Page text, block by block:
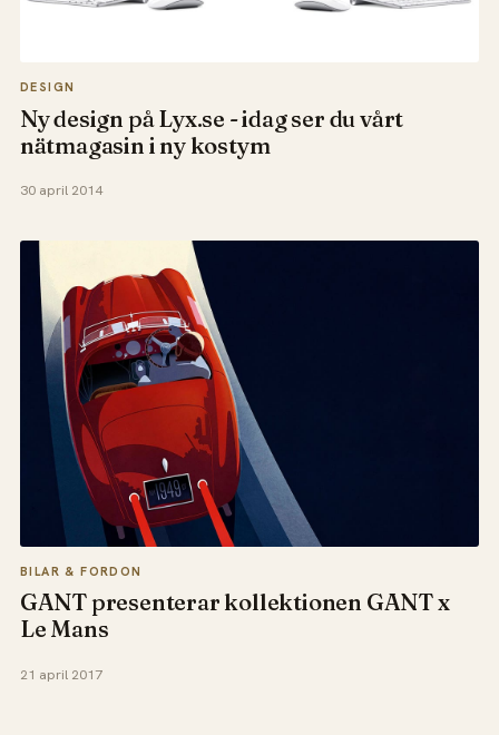
DESIGN
Ny design på Lyx.se - idag ser du vårt
nätmagasin i ny kostym
30 april 2014
BILAR & FORDON
GANT presenterar kollektionen GANT x
Le Mans
21 april 2017